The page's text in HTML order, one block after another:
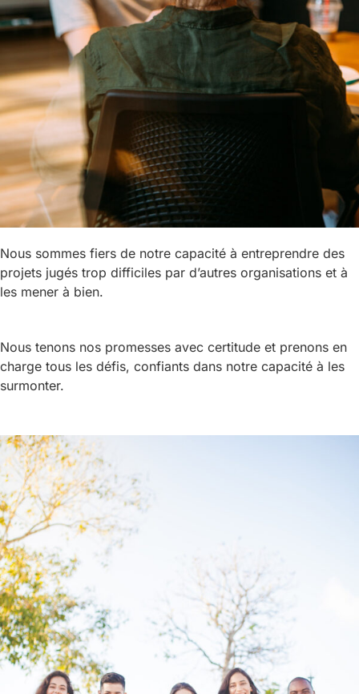
Nous sommes fiers de notre capacité à entreprendre des
projets jugés trop difficiles par d’autres organisations et à
les mener à bien.
Nous tenons nos promesses avec certitude et prenons en
charge tous les défis, confiants dans notre capacité à les
surmonter.